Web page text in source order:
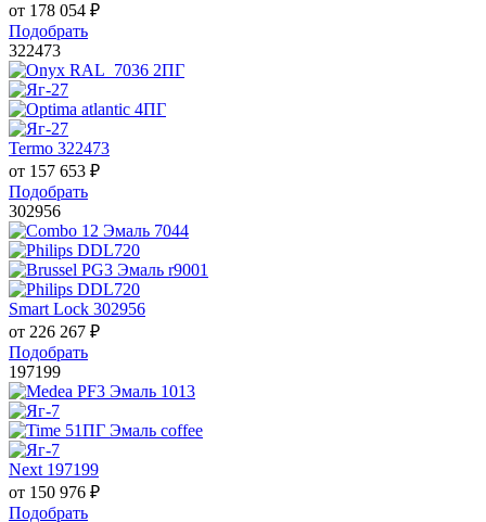
от 178 054 ₽
Подобрать
322473
Termo 322473
от 157 653 ₽
Подобрать
302956
Smart Lock 302956
от 226 267 ₽
Подобрать
197199
Next 197199
от 150 976 ₽
Подобрать